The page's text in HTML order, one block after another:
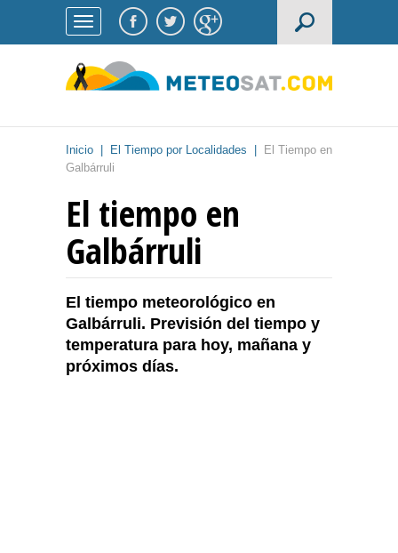
Inicio El Tiempo por Localidades
El Tiempo en
Galbárruli
El tiempo en
Galbárruli
El tiempo meteorológico en
Galbárruli. Previsión del tiempo y
temperatura para hoy, mañana y
próximos días.